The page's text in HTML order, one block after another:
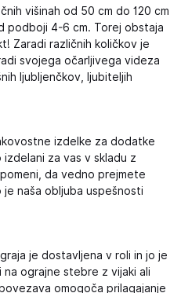
višinah od 50 cm do 120 cm
podboji 4-6 cm. Torej obstaja
Zaradi različnih količkov je
svojega očarljivega videza
ljubljenčkov, ljubiteljih
izdelke za dodatke
za vas v skladu z
da vedno prejmete
naša obljuba uspešnosti
je dostavljena v roli in jo je
ograjne stebre z vijaki ali
omogoča prilagajanje